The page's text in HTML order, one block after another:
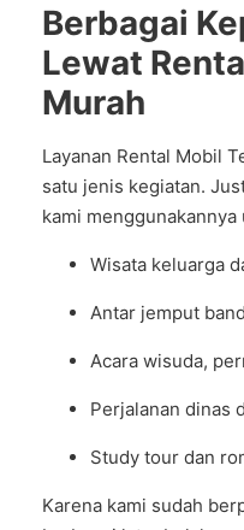
Berbagai
Lewat
Murah
Layanan Rental Mobil
satu jenis kegiatan.
kami menggunakannya
Wisata keluarga
Antar jemput
Acara wisuda,
Perjalanan dinas
Study tour dan
Karena kami sudah